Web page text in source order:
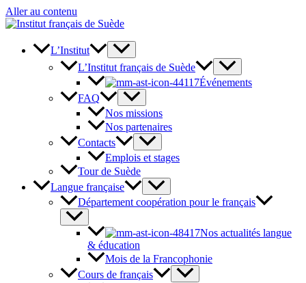
Aller au contenu
L’Institut
L’Institut français de Suède
Événements
FAQ
Nos missions
Nos partenaires
Contacts
Emplois et stages
Tour de Suède
Langue française
Département coopération pour le français
Nos actualités langue
& éducation
Mois de la Francophonie
Cours de français